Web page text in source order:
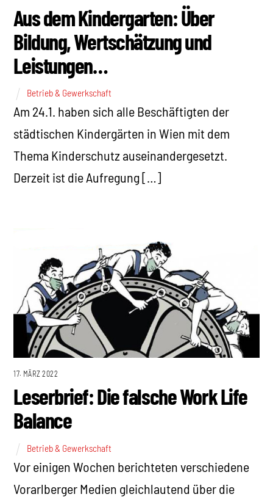
Aus dem Kindergarten: Über
Bildung, Wertschätzung und
Leistungen…
Betrieb & Gewerkschaft
Am 24.1. haben sich alle Beschäftigten der
städtischen Kindergärten in Wien mit dem
Thema Kinderschutz auseinandergesetzt.
Derzeit ist die Aufregung […]
17. MÄRZ 2022
Leserbrief: Die falsche Work Life
Balance
Betrieb & Gewerkschaft
Vor einigen Wochen berichteten verschiedene
Vorarlberger Medien gleichlautend über die